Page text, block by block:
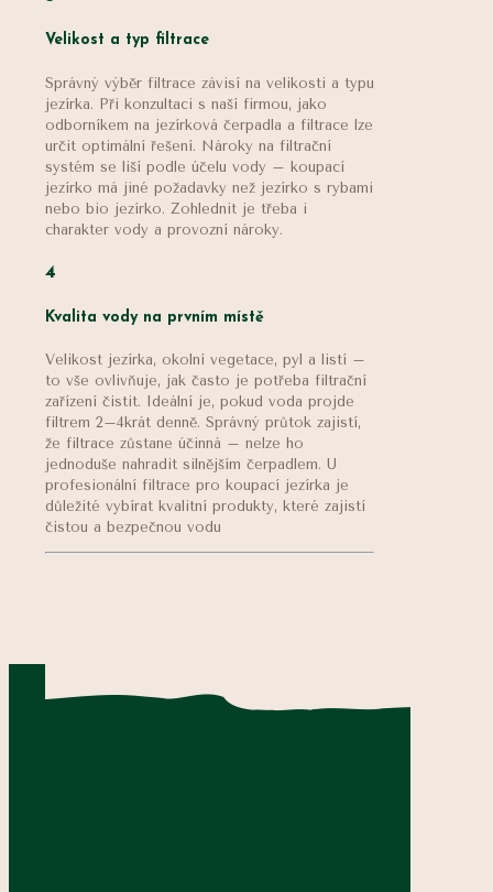
Velikost a typ filtrace
Správný výběr filtrace závisí na velikosti a typu
jezírka. Při konzultaci s naší firmou, jako
odborníkem na jezírková čerpadla a filtrace lze
určit optimální řešení. Nároky na filtrační
systém se liší podle účelu vody – koupací
jezírko má jiné požadavky než jezírko s rybami
nebo bio jezírko. Zohlednit je třeba i
charakter vody a provozní nároky.
4
Kvalita vody na prvním místě
Velikost jezírka, okolní vegetace, pyl a listí –
to vše ovlivňuje, jak často je potřeba filtrační
zařízení čistit. Ideální je, pokud voda projde
filtrem 2–4krát denně. Správný průtok zajistí,
že filtrace zůstane účinná – nelze ho
jednoduše nahradit silnějším čerpadlem. U
profesionální filtrace pro koupací jezírka je
důležité vybírat kvalitní produkty, které zajistí
čistou a bezpečnou vodu